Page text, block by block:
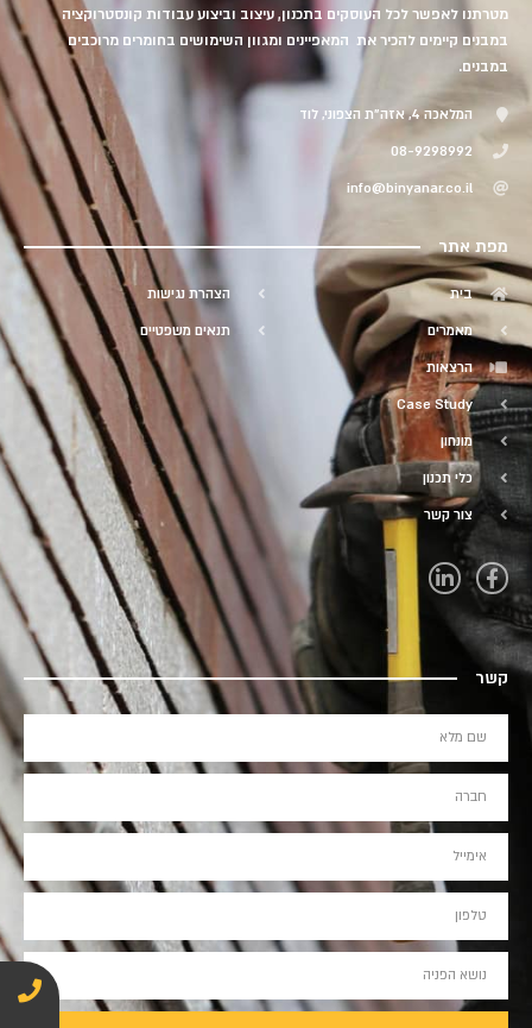
מטרתנו לאפשר לכל העוסקים בתכנון, עיצוב וביצוע עבודות קונסטרוקציה
במבנים קיימים להכיר את המאפיינים ומגוון השימושים בחומרים מרוכבים
במבנים.
המלאכה 4, אזה"ת הצפוני, לוד
08-9298992
info@binyanar.co.il
מפת אתר
בית
מאמרים
הרצאות
Case Study
מונחון
כלי תכנון
צור קשר
הצהרת נגישות
תנאים משפטיים
קשר